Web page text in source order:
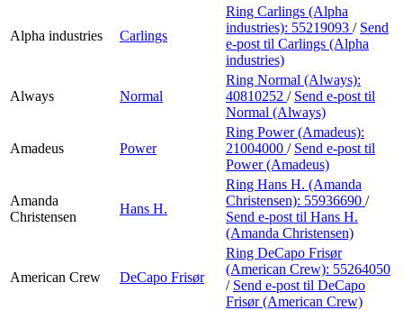
Alpha industries Carlings
Ring Carlings (Alpha
industries): 55219093 / Send
e-post til Carlings (Alpha
industries)
Always Normal
Ring Normal (Always):
40810252 / Send e-post til
Normal (Always)
Amadeus Power
Ring Power (Amadeus):
21004000 / Send e-post til
Power (Amadeus)
Amanda
Christensen
Hans H.
Ring Hans H. (Amanda
Christensen): 55936690 /
Send e-post til Hans H.
(Amanda Christensen)
American Crew DeCapo Frisør
Ring DeCapo Frisør
(American Crew): 55264050
/ Send e-post til DeCapo
Frisør (American Crew)